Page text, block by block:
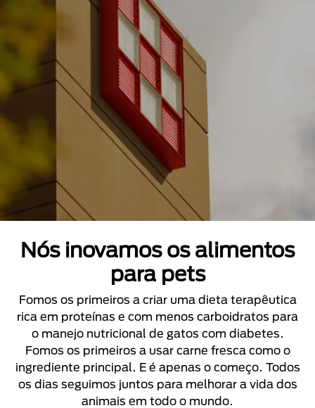
Nós inovamos os alimentos
para pets
Fomos os primeiros a criar uma dieta terapêutica
rica em proteínas e com menos carboidratos para
o manejo nutricional de gatos com diabetes.
Fomos os primeiros a usar carne fresca como o
ingrediente principal. E é apenas o começo. Todos
os dias seguimos juntos para melhorar a vida dos
animais em todo o mundo.